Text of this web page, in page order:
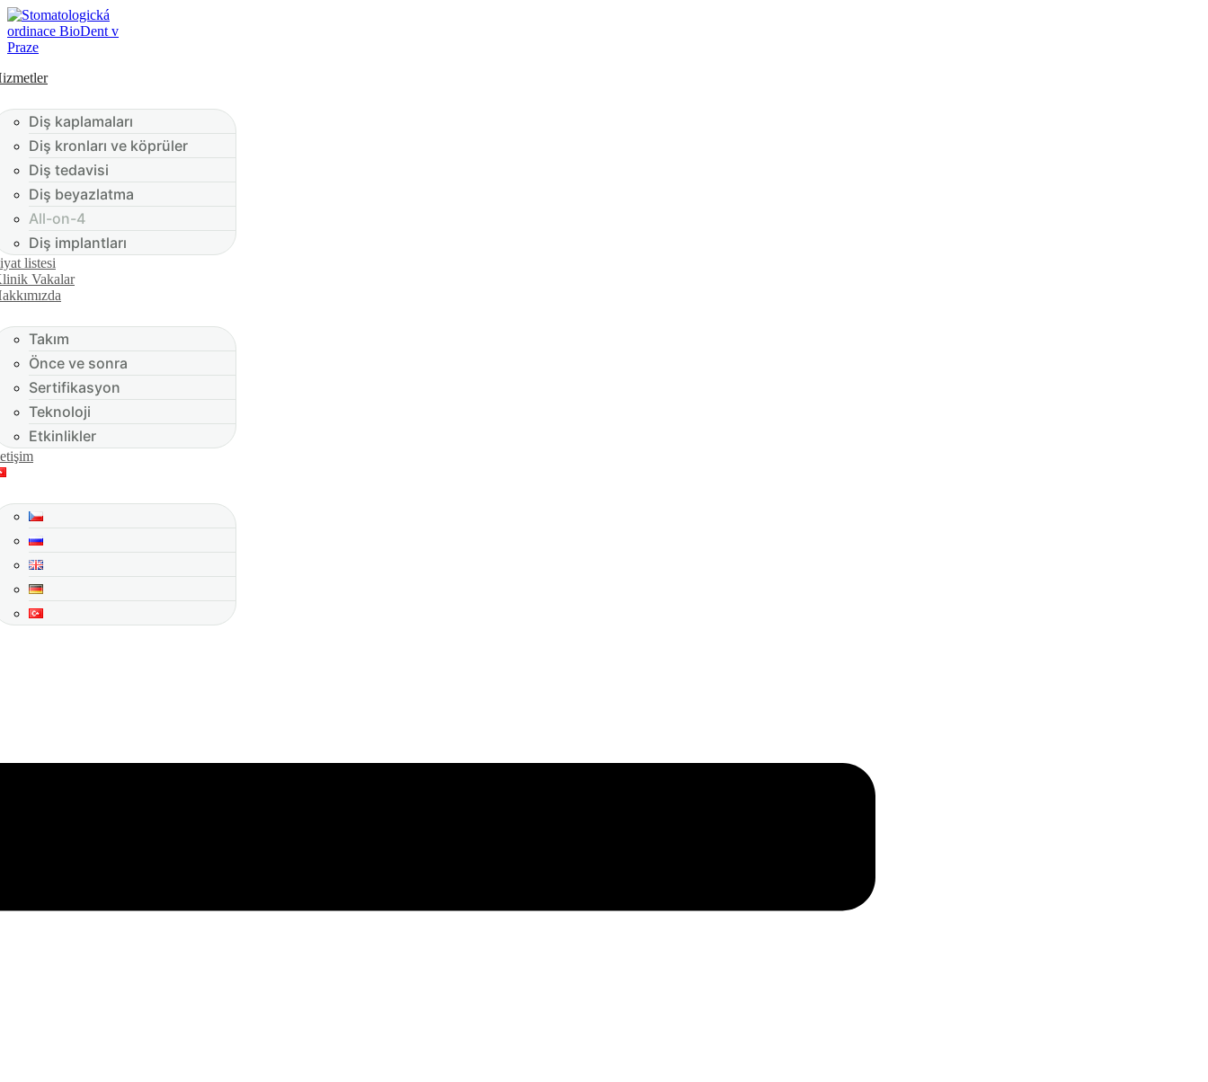
Diş kaplamaları
Diş kronları ve köprüler
Diş tedavisi
Diş beyazlatma
All-on-4
Diş implantları
listesi
Vakalar
Takım
Önce ve sonra
Sertifikasyon
Teknoloji
Etkinlikler